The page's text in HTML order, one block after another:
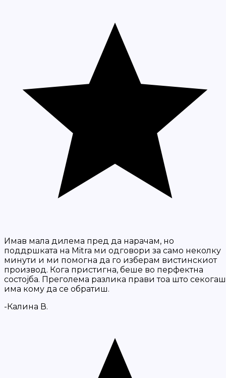
Имав мала дилема пред да нарачам, но
поддршката на Mitra ми одговори за само неколку
минути и ми помогна да го изберам вистинскиот
производ. Кога пристигна, беше во перфектна
состојба. Преголема разлика прави тоа што секогаш
има кому да се обратиш.
-Калина В.